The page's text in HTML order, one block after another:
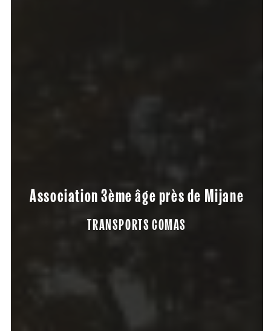
Association 3ème âge près de Mijane
TRANSPORTS COMAS